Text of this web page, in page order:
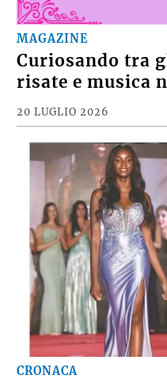
MAGAZINE
Curiosando tra
risate e musica
20 LUGLIO 2026
CRONACA